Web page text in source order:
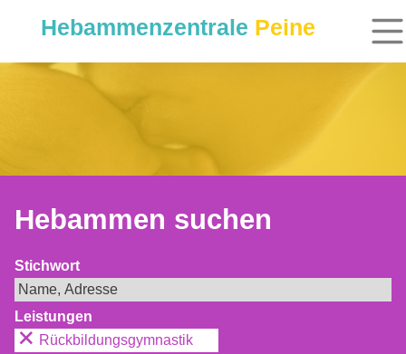
Hebammenzentrale Peine
Hebammen suchen
Stichwort
Leistungen
Rückbildungsgymnastik